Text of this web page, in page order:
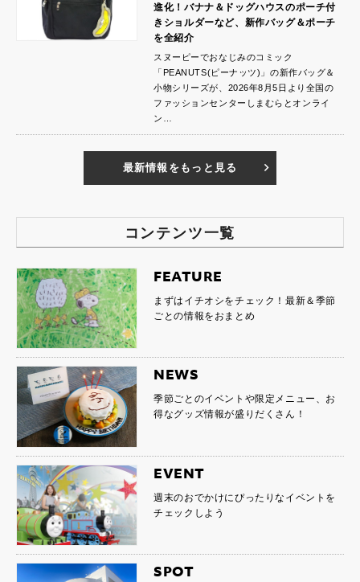
進化！バナナ＆ドッグハウスのポーチ付
きショルダーなど、新作バッグ＆ポーチ
を全紹介
スヌーピーでおなじみのコミック
「PEANUTS(ピーナッツ)」の新作バッグ＆
小物シリーズが、2026年8月5日より全国の
ファッションセンターしまむらとオンライ
ン…
最新情報をもっと見る
コンテンツ一覧
FEATURE
まずはイチオシをチェック！最新＆季節
ごとの情報をおまとめ
NEWS
季節ごとのイベントや限定メニュー、お
得なグッズ情報が盛りだくさん！
EVENT
週末のおでかけにぴったりなイベントを
チェックしよう
SPOT